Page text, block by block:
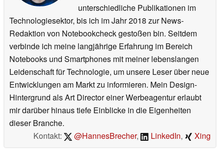
unterschiedliche Publikationen im
Technologiesektor, bis ich im Jahr 2018 zur News-
Redaktion von Notebookcheck gestoßen bin. Seitdem
verbinde ich meine langjährige Erfahrung im Bereich
Notebooks und Smartphones mit meiner lebenslangen
Leidenschaft für Technologie, um unsere Leser über neue
Entwicklungen am Markt zu informieren. Mein Design-
Hintergrund als Art Director einer Werbeagentur erlaubt
mir darüber hinaus tiefe Einblicke in die Eigenheiten
dieser Branche.
Kontakt:
@HannesBrecher, LinkedIn, Xing